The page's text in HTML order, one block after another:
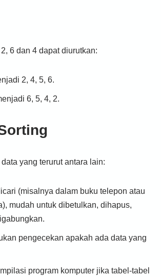
6 dan 4 dapat diurutkan:
2, 4, 5, 6.
6, 5, 4, 2.
yang terurut antara lain:
(misalnya dalam buku telepon atau
mudah untuk dibetulkan, dihapus,
pengecekan apakah ada data yang
program komputer jika tabel-tabel